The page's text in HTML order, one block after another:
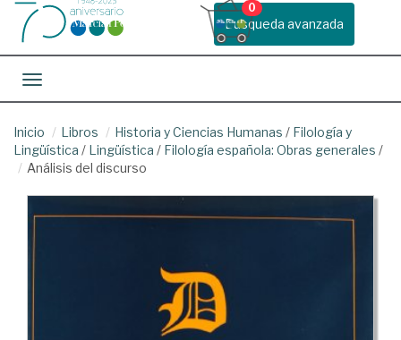
Busqueda avanzada
0
Toggle navigation
Inicio Libros Historia y Ciencias Humanas / Filología y
Lingüística / Lingüística / Filología española: Obras generales /
Análisis del discurso